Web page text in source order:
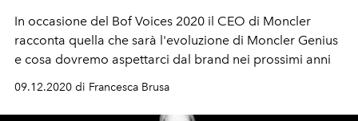
In occasione del Bof Voices 2020 il CEO di Moncler
racconta quella che sarà l'evoluzione di Moncler Genius
e cosa dovremo aspettarci dal brand nei prossimi anni
09.12.2020 di Francesca Brusa